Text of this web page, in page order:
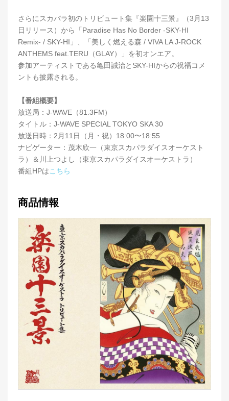
さらにスカパラ初のトリビュート集『楽園十三景』（3月13
日リリース）から「Paradise Has No Border -SKY-HI
Remix- / SKY-HI」、「美しく燃える森 / VIVA LA J-ROCK
ANTHEMS feat.TERU（GLAY）」を初オンエア。
参加アーティストである亀田誠治とSKY-HIからの祝福コメ
ントも披露される。
【番組概要】
放送局：J-WAVE（81.3FM）
タイトル：J-WAVE SPECIAL TOKYO SKA 30
放送日時：2月11日（月・祝）18:00〜18:55
ナビゲーター：茂木欣一（東京スカパラダイスオーケスト
ラ）＆川上つよし（東京スカパラダイスオーケストラ）
番組HPはこちら
商品情報